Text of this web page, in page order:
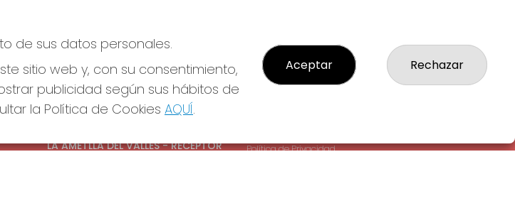
CONTACTO
LA AMETLLA DEL VALLES - RECEPTOR
Política de Privacidad
de sus datos personales.
sitio web y, con su consentimiento,
publicidad según sus hábitos de
la Política de Cookies AQUÍ.
Aceptar Rechazar